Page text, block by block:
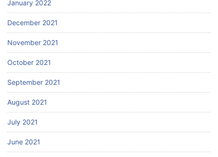
January 2022
December 2021
November 2021
October 2021
September 2021
August 2021
July 2021
June 2021